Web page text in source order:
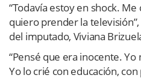
“Todavía estoy en shock.
quiero prender la
del imputado, Viviana
“Pensé que era inocente.
Yo lo crié con educación,